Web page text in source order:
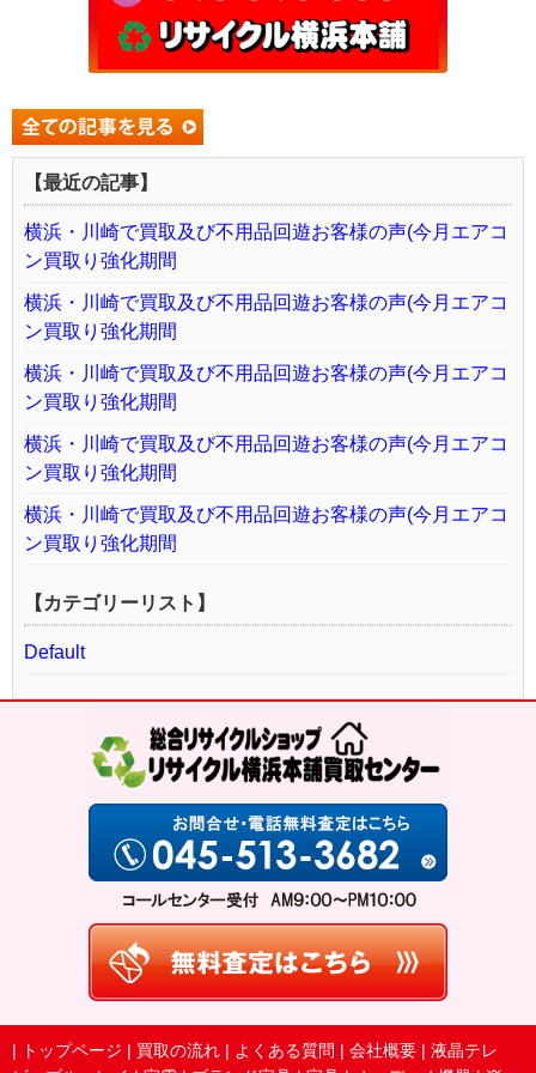
【最近の記事】
横浜・川崎で買取及び不用品回遊お客様の声(今月エアコ
ン買取り強化期間
横浜・川崎で買取及び不用品回遊お客様の声(今月エアコ
ン買取り強化期間
横浜・川崎で買取及び不用品回遊お客様の声(今月エアコ
ン買取り強化期間
横浜・川崎で買取及び不用品回遊お客様の声(今月エアコ
ン買取り強化期間
横浜・川崎で買取及び不用品回遊お客様の声(今月エアコ
ン買取り強化期間
【カテゴリーリスト】
Default
| トップページ | 買取の流れ | よくある質問 | 会社概要 | 液晶テレ